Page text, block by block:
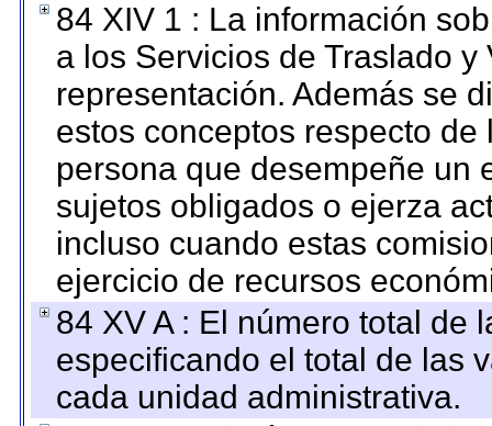
84 XIV 1 : La información
a los Servicios de Traslado
representación. Además se
estos conceptos respecto
persona que desempeñe un
sujetos obligados o ejerza
incluso cuando estas
ejercicio de recursos
84 XV A : El número total de
especificando el total de las
cada unidad administrativa.